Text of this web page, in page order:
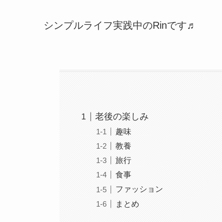
シンプルライフ実践中のRinです♬
老後の楽しみ
趣味
教養
旅行
食事
ファッション
まとめ